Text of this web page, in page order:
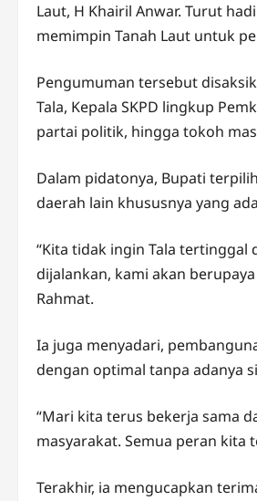
Laut, H Khairil Anwar. Turut
memimpin Tanah Laut untuk
Pengumuman tersebut
Tala, Kepala SKPD lingkup
partai politik, hingga tokoh
Dalam pidatonya, Bupati
daerah lain khususnya yang
“Kita tidak ingin Tala
dijalankan, kami akan
Rahmat.
Ia juga menyadari,
dengan optimal tanpa adanya
“Mari kita terus bekerja sama
masyarakat. Semua peran kita
Terakhir, ia mengucapkan